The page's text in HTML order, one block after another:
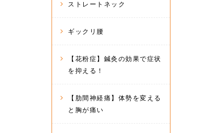
ストレートネック
ギックリ腰
【花粉症】鍼灸の効果で症状
を抑える！
【肋間神経痛】体勢を変える
と胸が痛い